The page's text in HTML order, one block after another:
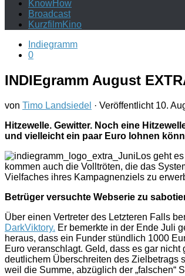
KnowHow
Broadcast
KurzfilmKino
Indiegramm
0
INDIEgramm August
von Timo Landsiedel · Veröffentlicht 10.
Hitzewelle. Gewitter. Noch eine
und vielleicht ein paar Euro lohnen
Los geht
kommen auch die Volltröten, die das
Vielfaches ihres Kampagnenziels zu
Betrüger versuchte Webserie zu
Über einen Vertreter des Letzteren Falls
DarkViktory. Er bemerkte in der Ende Juli
heraus, dass ein Funder stündlich 1000
Euro veranschlagt. Geld, dass es gar nicht
deutlichem Überschreiten des Zielbetrags
weil die Summe, abzüglich der „falschen“